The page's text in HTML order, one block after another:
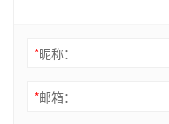
*昵称：
*邮箱：